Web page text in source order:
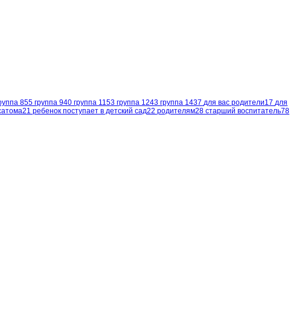
855 группа 940 группа 1153 группа 1243 группа 1437 для вас родители17 для
21 ребенок поступает в детский сад22 родителям28 старший воспитатель78